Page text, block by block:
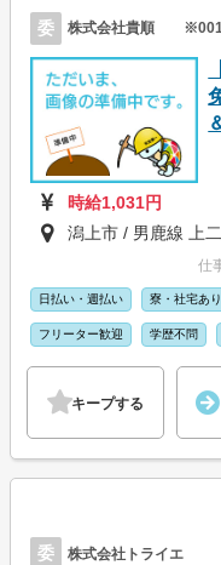
委 株式会社貴順
時給1,031円
潟上市 / 男鹿線 上
仕
日払い・週払い 寮・社宅あり
フリーター歓迎 学歴不問
キープする
委 株式会社トライエ